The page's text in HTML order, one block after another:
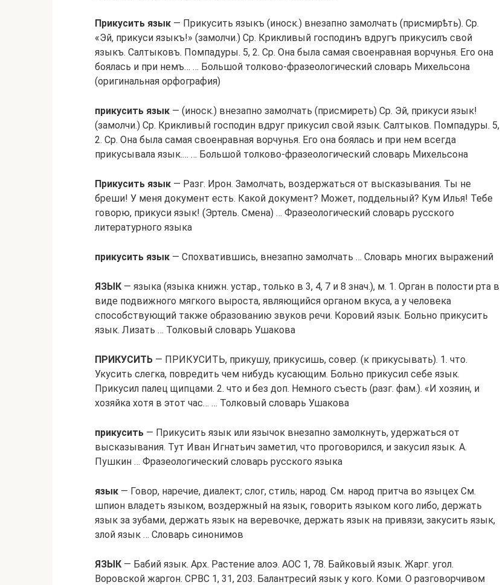
Прикусить язык — Прикусить языкъ (иноск.) внезапно замолчать (присмирѣть). Ср.
«Эй, прикуси языкъ!» (замолчи.) Ср. Крикливый господинъ вдругъ прикусилъ свой
языкъ. Салтыковъ. Помпадуры. 5, 2. Ср. Она была самая своенравная ворчунья. Его она
боялась и при немъ… … Большой толково-фразеологический словарь Михельсона
(оригинальная орфография)
прикусить язык — (иноск.) внезапно замолчать (присмиреть) Ср. Эй, прикуси язык!
(замолчи.) Ср. Крикливый господин вдруг прикусил свой язык. Салтыков. Помпадуры. 5,
2. Ср. Она была самая своенравная ворчунья. Его она боялась и при нем всегда
прикусывала язык.… … Большой толково-фразеологический словарь Михельсона
Прикусить язык — Разг. Ирон. Замолчать, воздержаться от высказывания. Ты не
бреши! У меня документ есть. Какой документ? Может, поддельный? Кум Илья! Тебе
говорю, прикуси язык! (Эртель. Смена) … Фразеологический словарь русского
литературного языка
прикусить язык — Спохватившись, внезапно замолчать … Словарь многих выражений
ЯЗЫК — языка (языка книжн. устар., только в 3, 4, 7 и 8 знач.), м. 1. Орган в полости рта в
виде подвижного мягкого выроста, являющийся органом вкуса, а у человека
способствующий также образованию звуков речи. Коровий язык. Больно прикусить
язык. Лизать … Толковый словарь Ушакова
ПРИКУСИТЬ — ПРИКУСИТЬ, прикушу, прикусишь, совер. (к прикусывать). 1. что.
Укусить слегка, повредить чем нибудь кусающим. Больно прикусил себе язык.
Прикусил палец щипцами. 2. что и без доп. Немного съесть (разг. фам.). «И хозяин, и
хозяйка хотя в этот час… … Толковый словарь Ушакова
прикусить — Прикусить язык или язычок внезапно замолкнуть, удержаться от
высказывания. Тут Иван Игнатьич заметил, что проговорился, и закусил язык. А.
Пушкин … Фразеологический словарь русского языка
язык — Говор, наречие, диалект; слог, стиль; народ. См. народ притча во языцех См.
шпион владеть языком, воздержный на язык, говорить языком кого либо, держать
язык за зубами, держать язык на веревочке, держать язык на привязи, закусить язык,
злой язык … Словарь синонимов
ЯЗЫК — Бабий язык. Арх. Растение алоэ. АОС 1, 78. Байковый язык. Жарг. угол.
Воровской жаргон. СРВС 1, 31, 203. Балантресий язык у кого. Коми. О разговорчивом